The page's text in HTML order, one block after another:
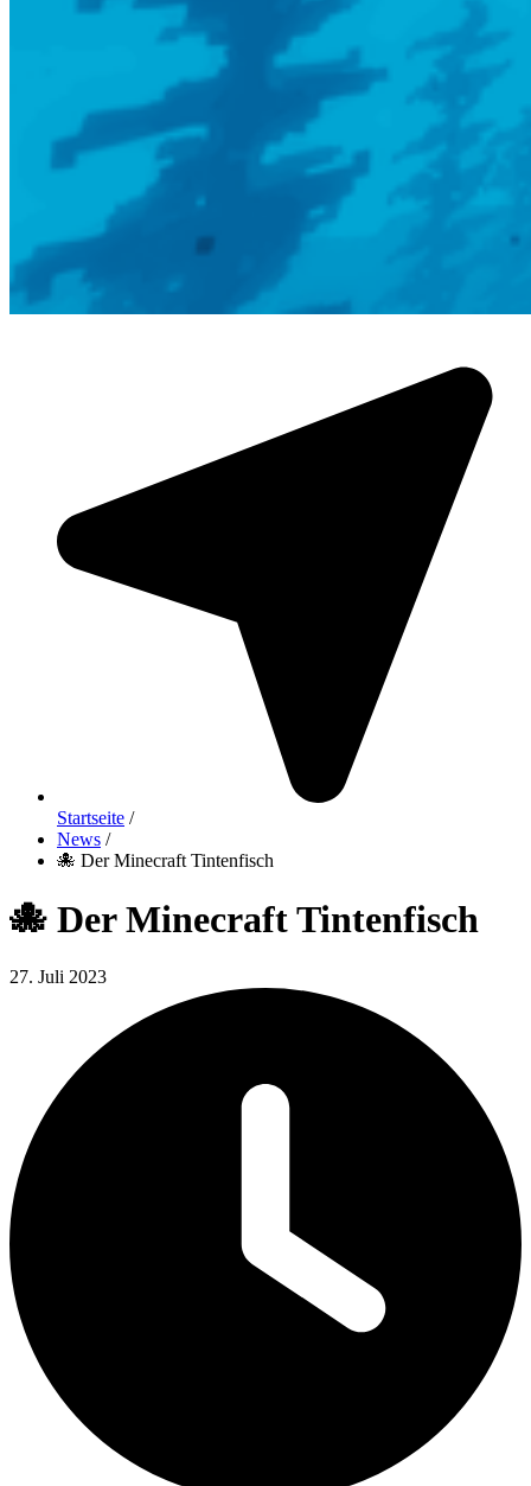
Startseite /
News /
🐙 Der Minecraft Tintenfisch
🐙 Der Minecraft Tintenfisch
27. Juli 2023